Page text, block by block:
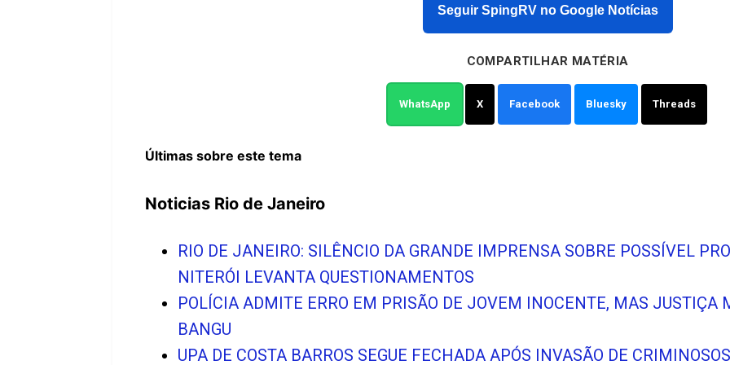
Seguir SpingRV no Google Notícias
COMPARTILHAR MATÉRIA
WhatsApp X Facebook Bluesky Threads
Últimas sobre este tema
Noticias Rio de Janeiro
RIO DE JANEIRO: SILÊNCIO DA GRANDE IMPRENSA SOBRE POSSÍVEL
NITERÓI LEVANTA QUESTIONAMENTOS
POLÍCIA ADMITE ERRO EM PRISÃO DE JOVEM INOCENTE, MAS JUSTIÇA
BANGU
UPA DE COSTA BARROS SEGUE FECHADA APÓS INVASÃO DE CRIMINOSOS